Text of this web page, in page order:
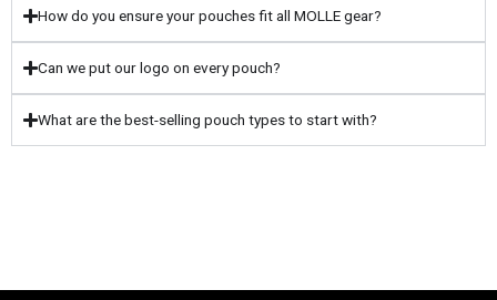
How do you ensure your pouches fit all MOLLE gear?
Can we put our logo on every pouch?
What are the best-selling pouch types to start with?